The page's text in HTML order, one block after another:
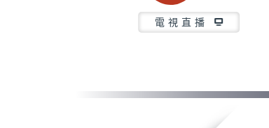
電視直播